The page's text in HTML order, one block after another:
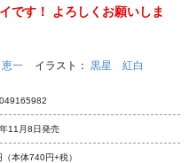
です！ よろしくお願いしま
一 イラスト： 黒星 紅白
11月8日発売
（本体740円+税）